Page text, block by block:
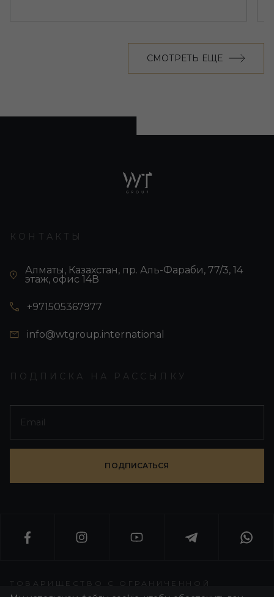
СМОТРЕТЬ ЕЩЕ
КОНТАКТЫ
Алматы, Казахстан, пр. Аль-Фараби, 77/3, 14
этаж, офис 14В
+971505367977
info@wtgroup.international
ПОДПИСКА НА РАССЫЛКУ
ПОДПИСАТЬСЯ
ТОВАРИЩЕСТВО С ОГРАНИЧЕННОЙ
ОТВЕТСТВЕННОСТЬЮ «WORLD T GROUP»